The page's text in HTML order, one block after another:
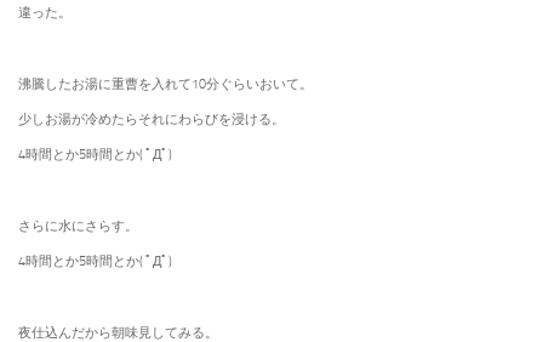
違った。
沸騰したお湯に重曹を入れて10分ぐらいおいて。
少しお湯が冷めたらそれにわらびを浸ける。
4時間とか5時間とか( ﾟДﾟ)
さらに水にさらす。
4時間とか5時間とか( ﾟДﾟ)
夜仕込んだから朝味見してみる。